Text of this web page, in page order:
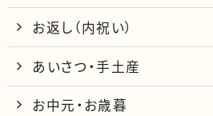
お返し（内祝い）
あいさつ・手土産
お中元・お歳暮